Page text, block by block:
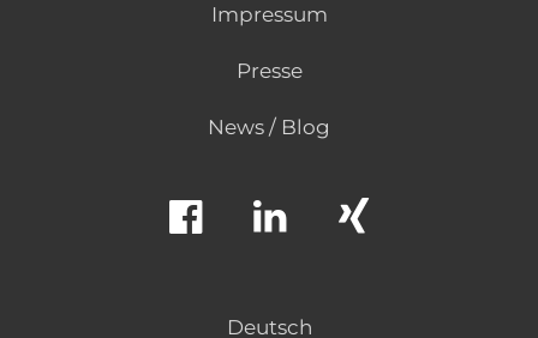
Impressum
Presse
News / Blog
Deutsch